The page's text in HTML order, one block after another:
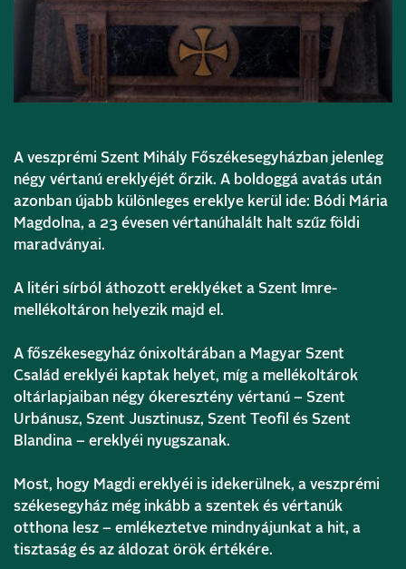
A veszprémi Szent Mihály Főszékesegyházban jelenleg
négy vértanú ereklyéjét őrzik. A boldoggá avatás után
azonban újabb különleges ereklye kerül ide: Bódi Mária
Magdolna, a 23 évesen vértanúhalált halt szűz földi
maradványai.
A litéri sírból áthozott ereklyéket a Szent Imre-
mellékoltáron helyezik majd el.
A főszékesegyház ónixoltárában a Magyar Szent
Család ereklyéi kaptak helyet, míg a mellékoltárok
oltárlapjaiban négy ókeresztény vértanú – Szent
Urbánusz, Szent Jusztinusz, Szent Teofil és Szent
Blandina – ereklyéi nyugszanak.
Most, hogy Magdi ereklyéi is idekerülnek, a veszprémi
székesegyház még inkább a szentek és vértanúk
otthona lesz – emlékeztetve mindnyájunkat a hit, a
tisztaság és az áldozat örök értékére.